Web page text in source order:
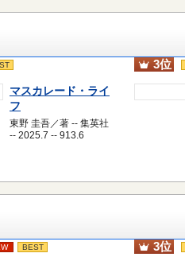
マスカレード・ライ
フ
東野 圭吾／著 -- 集英社
-- 2025.7 -- 913.6
3位
BEST 3位